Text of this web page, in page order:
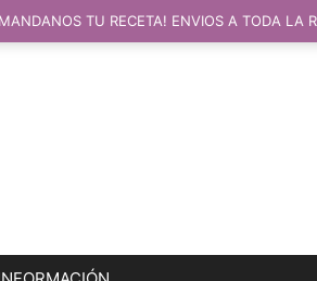
TU RECETA! ENVIOS A TODA LA